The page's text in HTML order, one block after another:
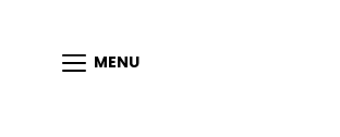
MENU